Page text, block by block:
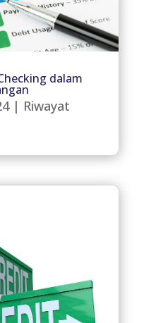
dalam
| Riwayat